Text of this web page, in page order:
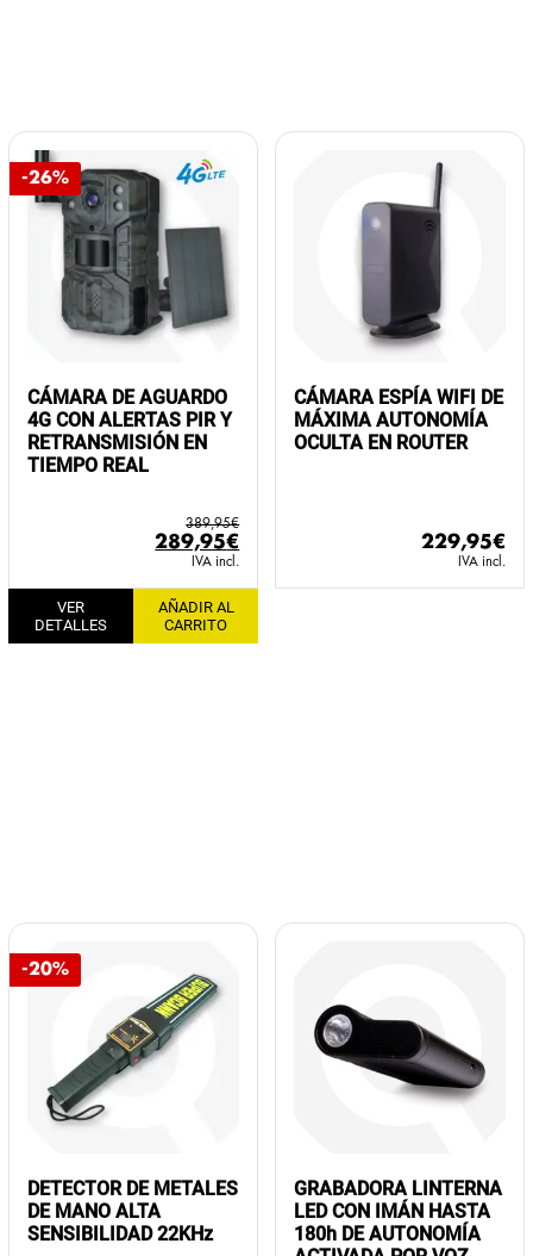
-26%
CÁMARA DE AGUARDO
4G CON ALERTAS PIR Y
RETRANSMISIÓN EN
TIEMPO REAL
389,95€
El
precio
original
era:
389,95€.
289,95€
precio
actual
IVA incl.
VER
DETALLES
AÑADIR AL
CARRITO
CÁMARA ESPÍA WIFI DE
MÁXIMA AUTONOMÍA
OCULTA EN ROUTER
229,95€
IVA incl.
-20%
DETECTOR DE METALES
DE MANO ALTA
SENSIBILIDAD 22KHz
GRABADORA LINTERNA
LED CON IMÁN HASTA
180h DE AUTONOMÍA